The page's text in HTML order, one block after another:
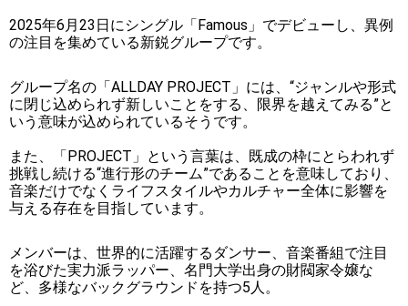
2025年6月23日にシングル「Famous」でデビューし、異例
の注目を集めている新鋭グループです。
グループ名の「ALLDAY PROJECT」には、“ジャンルや形式
に閉じ込められず新しいことをする、限界を越えてみる”と
いう意味が込められているそうです。
また、「PROJECT」という言葉は、既成の枠にとらわれず
挑戦し続ける“進行形のチーム”であることを意味しており、
音楽だけでなくライフスタイルやカルチャー全体に影響を
与える存在を目指しています。
メンバーは、世界的に活躍するダンサー、音楽番組で注目
を浴びた実力派ラッパー、名門大学出身の財閥家令嬢な
ど、多様なバックグラウンドを持つ5人。